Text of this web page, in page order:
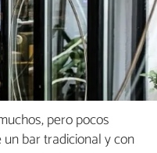
pero pocos
un bar tradicional y con